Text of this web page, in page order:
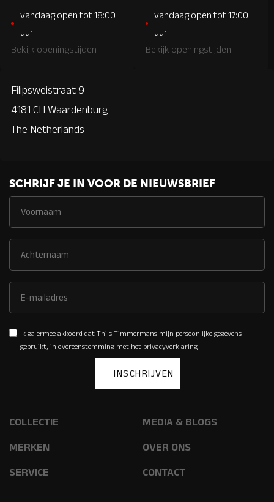
vandaag open tot 18:00
uur
Bekijk openingstijden
vandaag open tot 17:00
uur
Bekijk openingstijden
Filipsweistraat 9
4181 CH Waardenburg
The Netherlands
SCHRIJF JE IN VOOR DE NIEUWSBRIEF
Ik ga ermee akkoord dat Thijs Timmermans mijn persoonlijke gegevens
gebruikt, in overeenstemming met het privacyverklaring
COLLECTIE
MERKEN
SERVICE
MEDIA & BLOGS
OVER ONS
CONTACT